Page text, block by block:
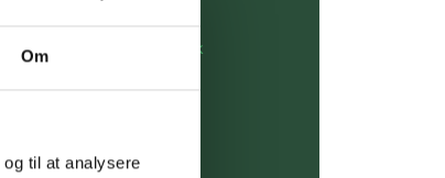
Om
til at analysere
kundeservice@uglecare.dk